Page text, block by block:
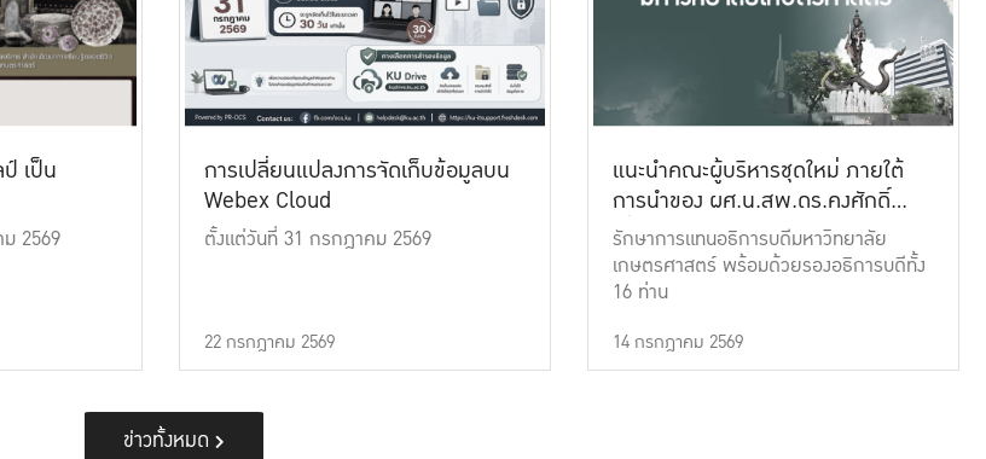
เป็น
2569
การเปลี่ยนแปลงการจัดเก็บข้อมูลบน
Webex Cloud
ตั้งแต่วันที่ 31 กรกฎาคม 2569
22 กรกฎาคม 2569
แนะนำคณะผู้บริหารชุดใหม่ ภายใต้
การนำของ ผศ.น.สพ.ดร.คงศักดิ์
เที่ยงธรรม
รักษาการแทนอธิการบดีมหาวิทยาลัย
เกษตรศาสตร์ พร้อมด้วยรองอธิการบดีทั้ง
16 ท่าน
14 กรกฎาคม 2569
ข่าวทั้งหมด